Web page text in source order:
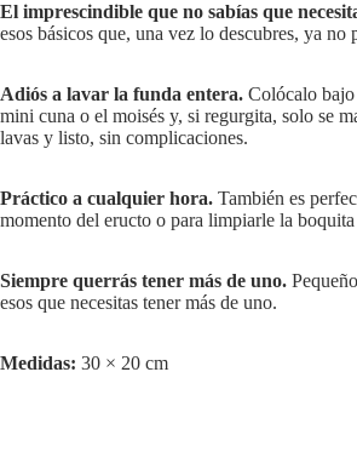
El imprescindible que no sabías que
esos básicos que, una vez lo descubres, ya no
Adiós a lavar la funda entera. Colócalo
mini cuna o el moisés y, si regurgita, solo se
lavas y listo, sin complicaciones.
Práctico a cualquier hora. También es
momento del eructo o para limpiarle la
Siempre querrás tener más de uno.
esos que necesitas tener más de uno.
Medidas: 30 × 20 cm